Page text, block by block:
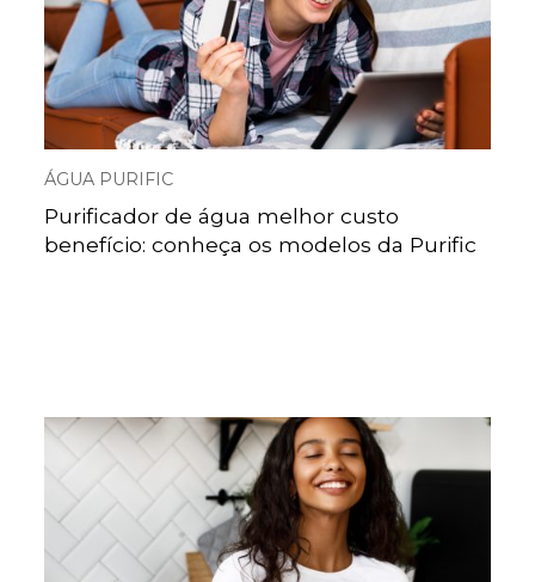
ÁGUA PURIFIC
Purificador de água melhor custo
benefício: conheça os modelos da Purific